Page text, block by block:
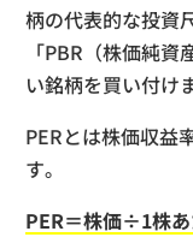
柄の代表的な投資
「PBR（株価純
い銘柄を買い付け
PERとは株価収益
す。
PER＝株価÷1株あ